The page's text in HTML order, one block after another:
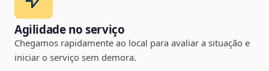
Agilidade no serviço
Chegamos rapidamente ao local para avaliar a situação e
iniciar o serviço sem demora.